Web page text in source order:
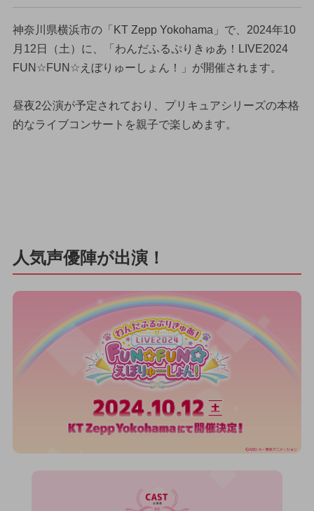
神奈川県横浜市の「KT Zepp Yokohama」で、2024年10
月12日（土）に、「わんだふるぷりきゅあ！LIVE2024
FUN☆FUN☆えぼりゅーしょん！」が開催されます。
昼夜2公演が予定されており、プリキュアシリーズの本格
的なライブコンサートを親子で楽しめます。
人気声優陣が出演！